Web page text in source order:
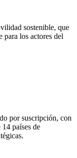
sostenible, que
para los actores del
por suscripción, con
países de